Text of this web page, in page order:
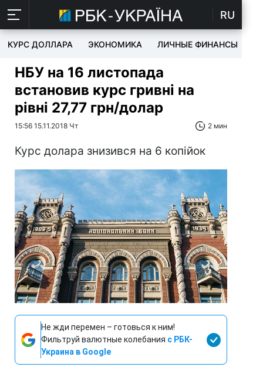
RU
КУРС ДОЛЛАРА ЭКОНОМИКА ЛИЧНЫЕ ФИНАНСЫ
НБУ на 16 листопада
встановив курс гривні на
рівні 27,77 грн/долар
15:56 15.11.2018 Чт 2 мин
Курс долара знизився на 6 копійок
Не жди перемен – готовься к ним!
Фильтруй валютные колебания с РБК-
Украина в Google